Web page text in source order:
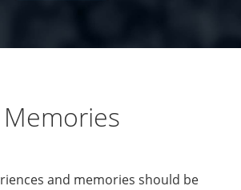
Memories
and memories should be